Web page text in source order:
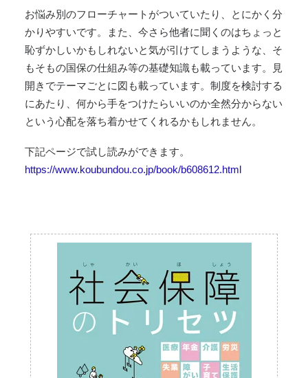
お悩み別のフローチャートがついていたり、とにかく分
かりやすいです。また、今さら他者に聞くのはちょっと
恥ずかしいかもしれないと気が引けてしまうような、そ
もそもの国保の仕組み等の基礎知識も載っています。見
開きでテーマごとに図も載っています。制度を検討する
にあたり、何から手をつけたらいいのか全然分からない
という心配を落ち着かせてくれるかもしれません。
下記ページで試し読みができます。
https://www.koubundou.co.jp/book/b608612.html